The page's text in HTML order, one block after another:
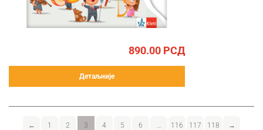
890.00 РСД
Детаљније
← 1 2 3 4 5 6 116 117 118 →